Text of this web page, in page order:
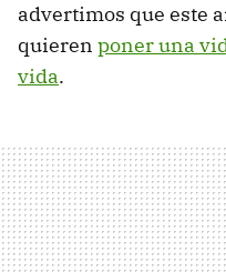
advertimos que este
quieren poner una
vida.